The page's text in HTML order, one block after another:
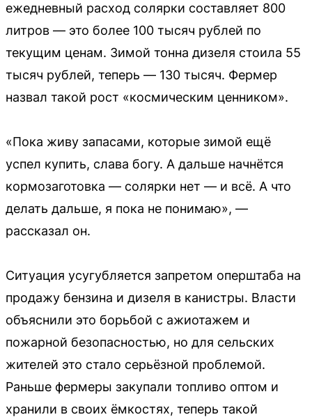
ежедневный расход солярки составляет 800
литров — это более 100 тысяч рублей по
текущим ценам. Зимой тонна дизеля стоила 55
тысяч рублей, теперь — 130 тысяч. Фермер
назвал такой рост «космическим ценником».
«Пока живу запасами, которые зимой ещё
успел купить, слава богу. А дальше начнётся
кормозаготовка — солярки нет — и всё. А что
делать дальше, я пока не понимаю», —
рассказал он.
Ситуация усугубляется запретом оперштаба на
продажу бензина и дизеля в канистры. Власти
объяснили это борьбой с ажиотажем и
пожарной безопасностью, но для сельских
жителей это стало серьёзной проблемой.
Раньше фермеры закупали топливо оптом и
хранили в своих ёмкостях, теперь такой